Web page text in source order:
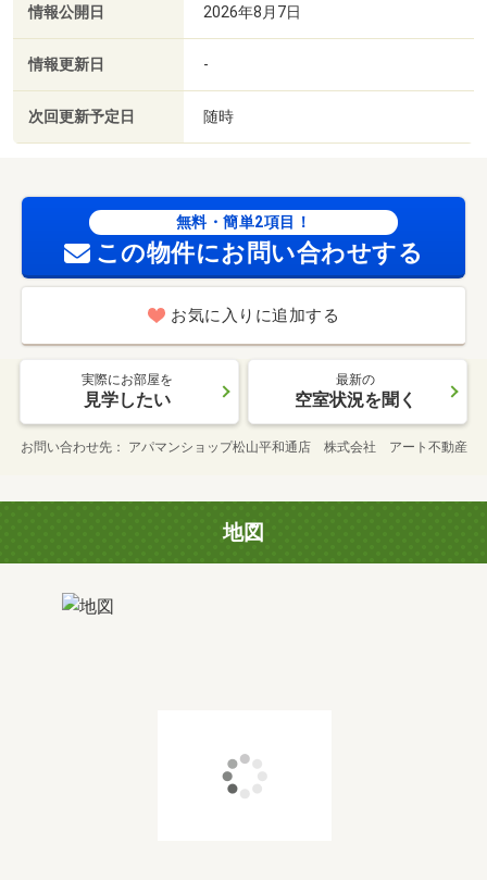
情報公開日 2026年8月7日
情報更新日 -
次回更新予定日 随時
無料・簡単2項目！
この物件にお問い合わせする
お気に入りに追加する
実際にお部屋を
見学したい
最新の
空室状況を聞く
お問い合わせ先 アパマンショップ松山平和通店 株式会社 アート不動産
地図